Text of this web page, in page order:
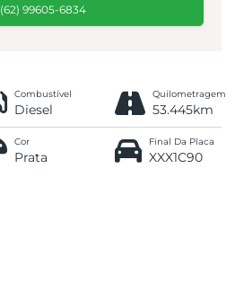
(62) 99605-6834
Combustível
Diesel
Quilometragem
53.445km
Cor
Prata
Final Da Placa
XXX1C90